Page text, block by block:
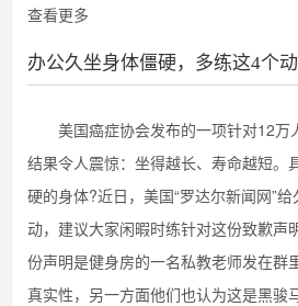
查看更多
办公久坐身体僵硬，多练这4个
美国癌症协会发布的一项针对12万
结果令人震惊：坐得越长、寿命越短。
硬的身体?近日，美国“罗达尔新闻网”
动，建议大家闲暇时练针对这份致歉声
份声明是健身房的一名私教老师发在群
真实性，另一方面他们也认为这是黑骏